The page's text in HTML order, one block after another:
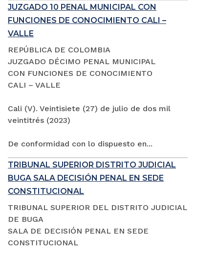
JUZGADO 10 PENAL MUNICIPAL CON
FUNCIONES DE CONOCIMIENTO CALI –
VALLE
REPÚBLICA DE COLOMBIA
JUZGADO DÉCIMO PENAL MUNICIPAL
CON FUNCIONES DE CONOCIMIENTO
CALI – VALLE
Cali (V). Veintisiete (27) de julio de dos mil
veintitrés (2023)
De conformidad con lo dispuesto en...
TRIBUNAL SUPERIOR DISTRITO JUDICIAL
BUGA SALA DECISIÓN PENAL EN SEDE
CONSTITUCIONAL
TRIBUNAL SUPERIOR DEL DISTRITO JUDICIAL
DE BUGA
SALA DE DECISIÓN PENAL EN SEDE
CONSTITUCIONAL